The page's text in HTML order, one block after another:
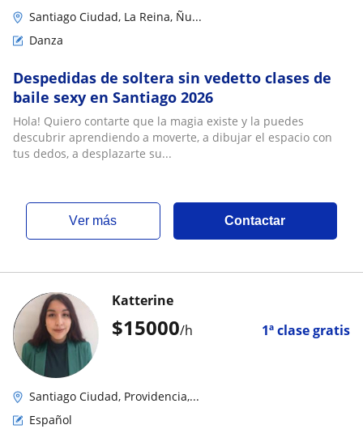
Santiago Ciudad, La Reina, Ñu...
Danza
Despedidas de soltera sin vedetto clases de
baile sexy en Santiago 2026
Hola! Quiero contarte que la magia existe y la puedes
descubrir aprendiendo a moverte, a dibujar el espacio con
tus dedos, a desplazarte su...
ver más Contactar
$15000/h 1ª clase gratis
Katterine
Santiago Ciudad, Providencia,...
Español